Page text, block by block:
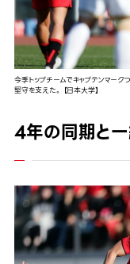
今季トップチームでキャプテンマー
堅守を支えた。 【日本大学】
4年の同期と一